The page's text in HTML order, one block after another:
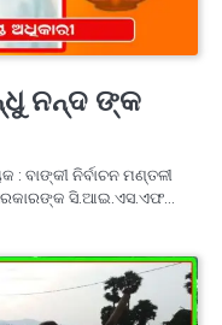
ନନ୍ଦ ଙ୍କ
ବାଙ୍କୀ ନିର୍ବାଚନ ମଣ୍ତଳୀ
ସି.ଆଇ.ଏସ.ଏଫ…